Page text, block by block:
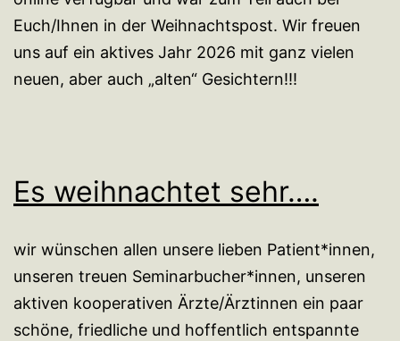
Euch/Ihnen in der Weihnachtspost. Wir freuen
uns auf ein aktives Jahr 2026 mit ganz vielen
neuen, aber auch „alten“ Gesichtern!!!
Es weihnachtet sehr….
wir wünschen allen unsere lieben Patient*innen,
unseren treuen Seminarbucher*innen, unseren
aktiven kooperativen Ärzte/Ärztinnen ein paar
schöne, friedliche und hoffentlich entspannte